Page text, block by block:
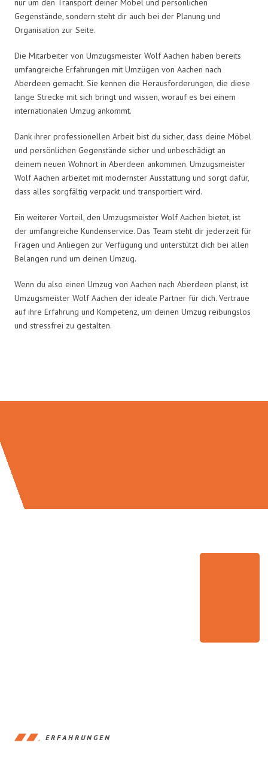
nur um den Transport deiner Möbel und persönlichen
Gegenstände, sondern steht dir auch bei der Planung und
Organisation zur Seite.
Die Mitarbeiter von Umzugsmeister Wolf Aachen haben bereits
umfangreiche Erfahrungen mit Umzügen von Aachen nach
Aberdeen gemacht. Sie kennen die Herausforderungen, die diese
lange Strecke mit sich bringt und wissen, worauf es bei einem
internationalen Umzug ankommt.
Dank ihrer professionellen Arbeit bist du sicher, dass deine Möbel
und persönlichen Gegenstände sicher und unbeschädigt an
deinem neuen Wohnort in Aberdeen ankommen. Umzugsmeister
Wolf Aachen arbeitet mit modernster Ausstattung und sorgt dafür,
dass alles sorgfältig verpackt und transportiert wird.
Ein weiterer Vorteil, den Umzugsmeister Wolf Aachen bietet, ist
der umfangreiche Kundenservice. Das Team steht dir jederzeit für
Fragen und Anliegen zur Verfügung und unterstützt dich bei allen
Belangen rund um deinen Umzug.
Wenn du also einen Umzug von Aachen nach Aberdeen planst, ist
Umzugsmeister Wolf Aachen der ideale Partner für dich. Vertraue
auf ihre Erfahrung und Kompetenz, um deinen Umzug reibungslos
und stressfrei zu gestalten.
ERFAHRUNGEN